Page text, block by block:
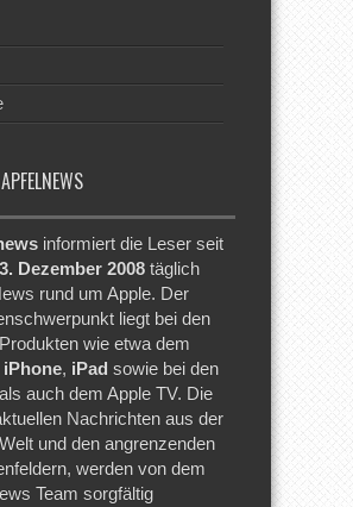
informiert die Leser seit
Dezember 2008 täglich
rund um Apple. Der
liegt bei den
wie etwa dem
, iPad sowie bei den
als auch dem Apple TV. Die
Nachrichten aus der
und den angrenzenden
werden von dem
Team sorgfältig